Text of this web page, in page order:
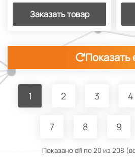
Заказать товар
Показать
1 2 3 4
7 8 9
Показано с 1 по 20 из 208